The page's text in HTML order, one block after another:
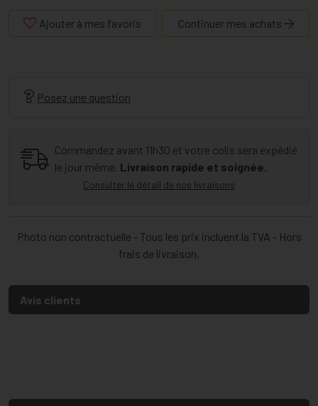
Ajouter à mes favoris Continuer mes achats
Posez une question
Commandez avant 11h30 et votre colis sera expédié
le jour même. Livraison rapide et soignée.
Consulter le détail de nos livraisons
Photo non contractuelle - Tous les prix incluent la TVA - Hors
frais de livraison.
Avis clients